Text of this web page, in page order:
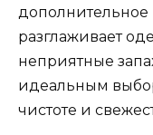
дополнительное
разглаживает
неприятные
идеальным
чистоте и